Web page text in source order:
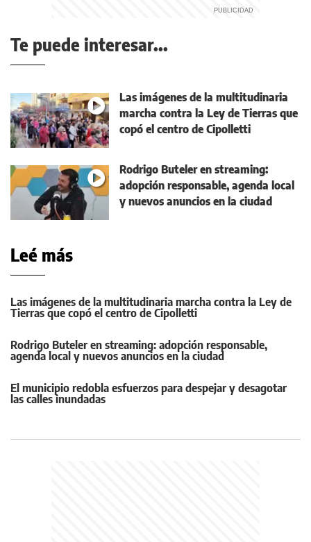
Te puede interesar...
Las imágenes de la multitudinaria
marcha contra la Ley de Tierras que
copó el centro de Cipolletti
Rodrigo Buteler en streaming:
adopción responsable, agenda local
y nuevos anuncios en la ciudad
Leé más
Las imágenes de la multitudinaria marcha contra la Ley de
Tierras que copó el centro de Cipolletti
Rodrigo Buteler en streaming: adopción responsable,
agenda local y nuevos anuncios en la ciudad
El municipio redobla esfuerzos para despejar y desagotar
las calles inundadas